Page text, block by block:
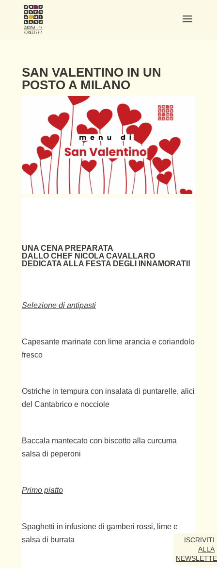
SAN VALENTINO IN UN
POSTO A MILANO
UNA CENA PREPARATA
DALLO CHEF NICOLA CAVALLARO
DEDICATA ALLA FESTA DEGLI INNAMORATI!
Selezione di antipasti
Capesante marinate con lime arancia e coriandolo
fresco
Ostriche in tempura con insalata di puntarelle, alici
del Cantabrico e nocciole
Baccala mantecato con biscotto alla curcuma
salsa di peperoni
Primo piatto
Spaghetti in infusione di gamberi rossi, lime e
salsa di burrata
ISCRIVITI
ALLA